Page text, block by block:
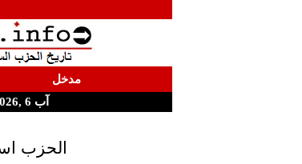
مدخل
آب 6 ,2026
الحزب